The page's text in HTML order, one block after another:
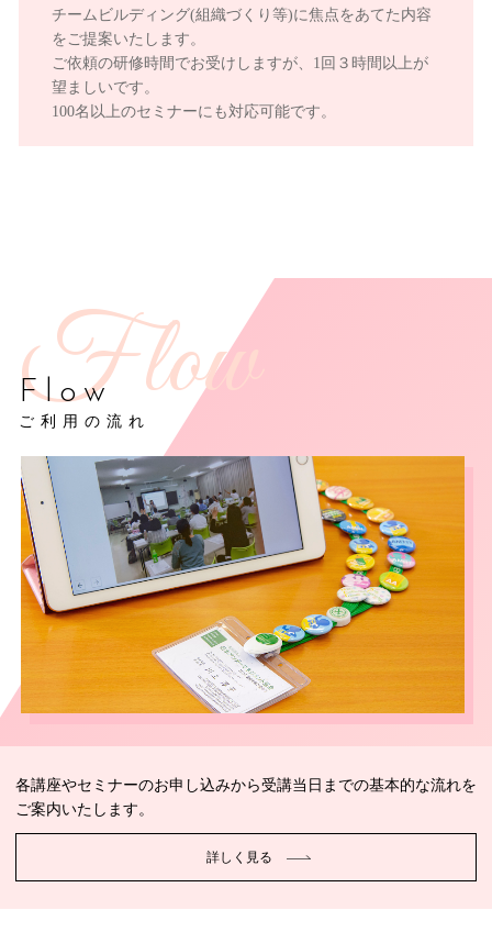
チームビルディング(組織づくり等)に焦点をあてた内容
をご提案いたします。
ご依頼の研修時間でお受けしますが、1回３時間以上が
望ましいです。
100名以上のセミナーにも対応可能です。
Flow
ご利用の流れ
各講座やセミナーのお申し込みから受講当日までの基本的な流れを
ご案内いたします。
詳しく見る